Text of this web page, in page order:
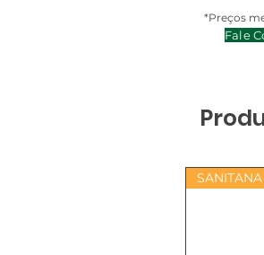
*Preços
Fale
SANITANA